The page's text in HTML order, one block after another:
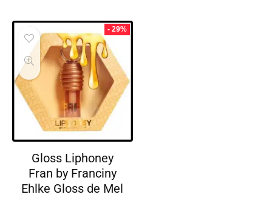
- 29%
Gloss Liphoney
Fran by Franciny
Ehlke Gloss de Mel